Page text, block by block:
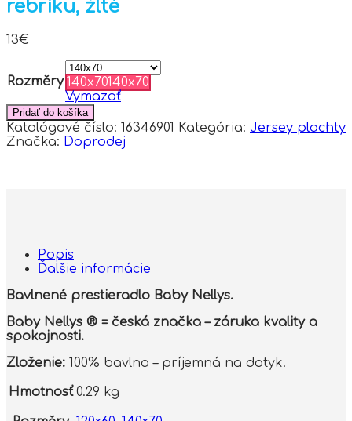
rebríku, žlté
13€
Rozměry 140x70140x70
Vymazať
Pridať do košíka
Katalógové číslo: 16346901 Kategória: Jersey plachty
Značka: Doprodej
Popis
Ďalšie informácie
Bavlnené prestieradlo Baby Nellys.
Baby Nellys ® = česká značka – záruka kvality a
spokojnosti.
Zloženie: 100% bavlna – príjemná na dotyk.
Hmotnosť 0.29 kg